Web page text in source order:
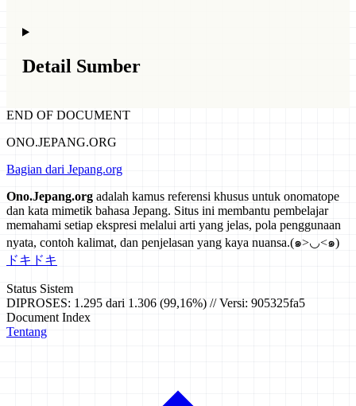
Detail Sumber
END OF DOCUMENT
ONO.JEPANG.ORG
Bagian dari Jepang.org
Ono.Jepang.org adalah kamus referensi khusus untuk onomatope
dan kata mimetik bahasa Jepang. Situs ini membantu pembelajar
memahami setiap ekspresi melalui arti yang jelas, pola penggunaan
nyata, contoh kalimat, dan penjelasan yang kaya nuansa.(๑>◡<๑)
ドキドキ
Status Sistem
DIPROSES: 1.295 dari 1.306 (99,16%) // Versi: 905325fa5
Document Index
Tentang